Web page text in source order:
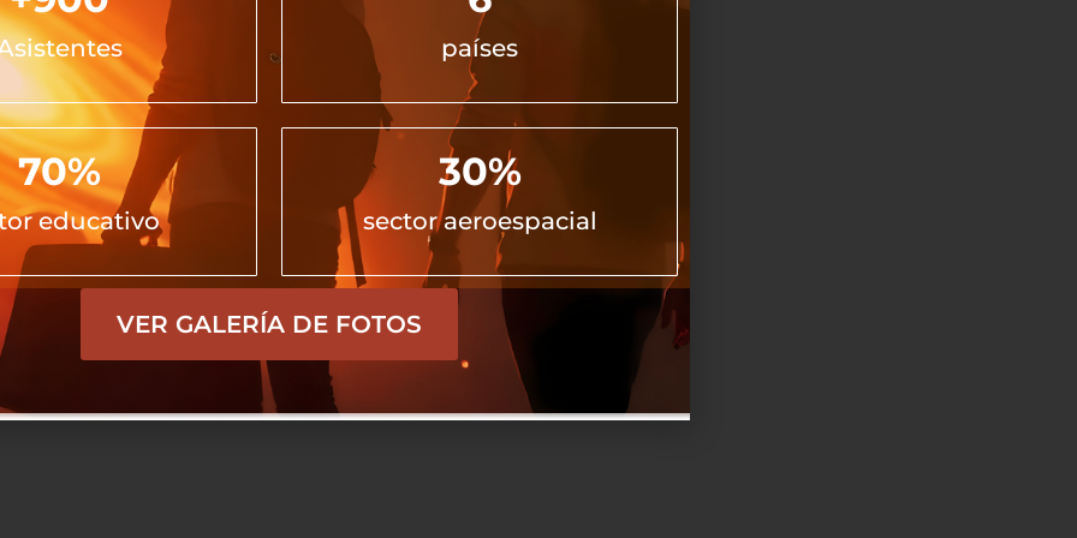
países
educativo
70%
sector aeroespacial
30%
VER GALERÍA DE FOTOS